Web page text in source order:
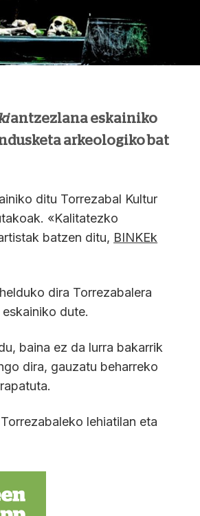
antzezlana eskainiko
arkeologiko bat
ditu Torrezabal Kultur
«Kalitatezko
batzen ditu, BINKEk
dira Torrezabalera
dute.
baina ez da lurra bakarrik
dira, gauzatu beharreko
lehiatilan eta